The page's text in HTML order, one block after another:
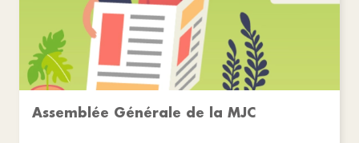
Assemblée Générale de la MJC